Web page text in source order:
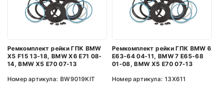
Ремкомплект рейки ГПК BMW
X5 F15 13-18, BMW X6 E71 08-
14, BMW X5 E70 07-13
Номер артикула: BW9019KIT
Ремкомплект рейки ГПК BMW 6
E63-64 04-11, BMW 7 E65-68
01-08, BMW X5 E70 07-13
Номер артикула: 13X611